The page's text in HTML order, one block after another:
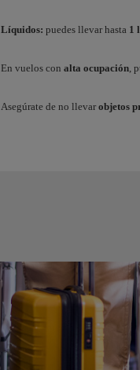
Líquidos: puedes llevar hasta 1
En vuelos con alta ocupación,
Asegúrate de no llevar objetos